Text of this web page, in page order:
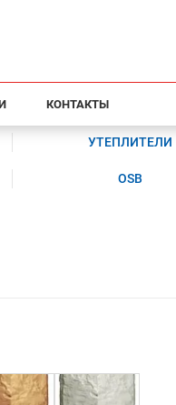
КОНТАКТЫ
УТЕПЛИТЕЛИ
OSB